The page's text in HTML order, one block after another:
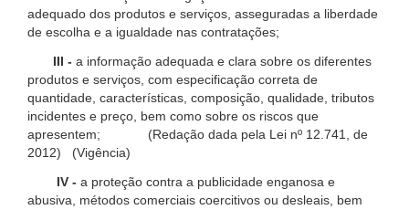
adequado dos produtos e serviços, asseguradas a liberdade
de escolha e a igualdade nas contratações;
III - a informação adequada e clara sobre os diferentes
produtos e serviços, com especificação correta de
quantidade, características, composição, qualidade, tributos
incidentes e preço, bem como sobre os riscos que
apresentem; (Redação dada pela Lei nº 12.741, de
2012) (Vigência)
IV - a proteção contra a publicidade enganosa e
abusiva, métodos comerciais coercitivos ou desleais, bem